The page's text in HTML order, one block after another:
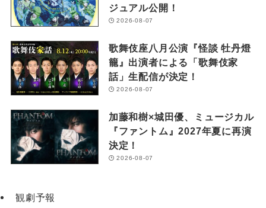
ジュアル公開！
2026-08-07
歌舞伎座八月公演『怪談 牡丹燈
籠』出演者による「歌舞伎家
話」生配信が決定！
2026-08-07
加藤和樹×城田優、ミュージカル
『ファントム』2027年夏に再演
決定！
2026-08-07
観劇予報